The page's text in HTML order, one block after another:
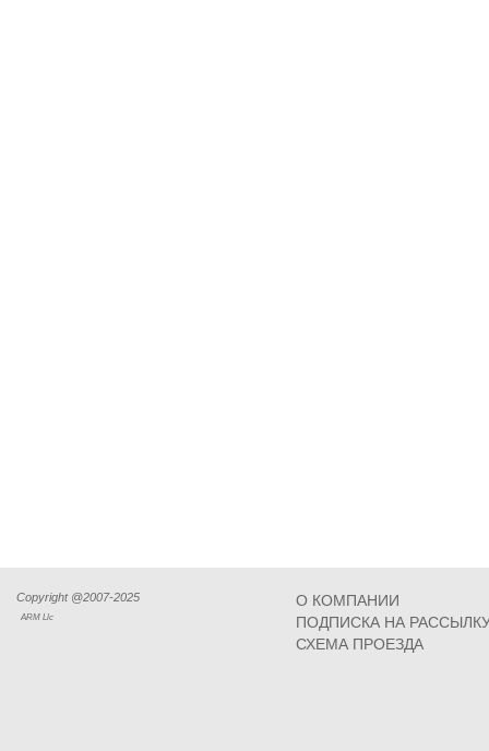
Copyright @2007-2025
ARM Llc
О КОМПАНИИ
ПОДПИСКА НА
СХЕМА ПРОЕЗДА